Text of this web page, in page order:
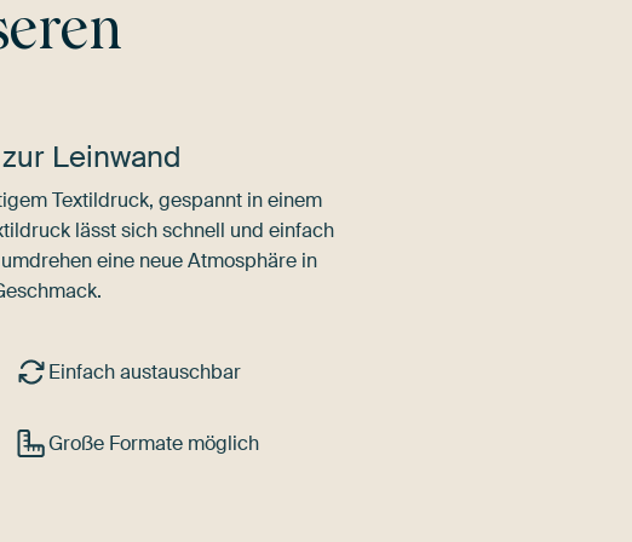
Leinwand
Textildruck, gespannt in einem
lässt sich schnell und einfach
eine neue Atmosphäre in
Einfach austauschbar
Große Formate möglich